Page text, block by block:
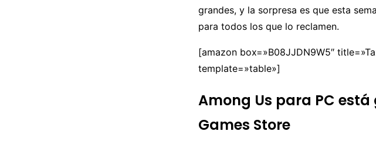
grandes, y la sorpresa es que esta
para todos los que lo reclamen.
[amazon box=»B08JJDN9W5″
template=»table»]
Among Us para PC
Games Store